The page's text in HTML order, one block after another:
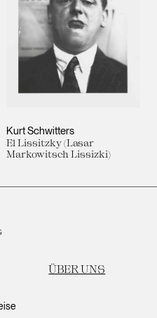
Kurt Schwitters
El Lissitzky (Lasar
Markowitsch Lissizki)
ÜBER UNS